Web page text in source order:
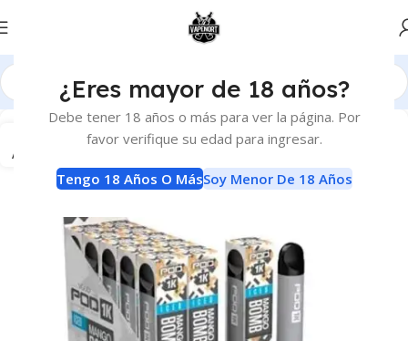
¿Eres mayor de 18 años?
Debe tener 18 años o más para ver la página. Por
favor verifique su edad para ingresar.
Tengo 18 Años O MásSoy Menor De 18 Años
AGO